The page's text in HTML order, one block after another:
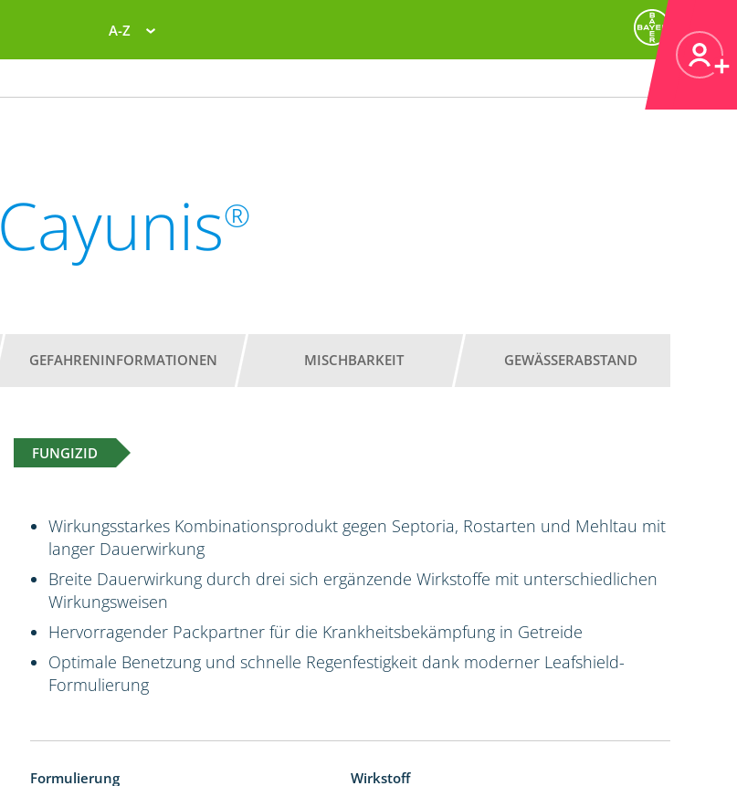
A-Z
Cayunis®
GEFAHRENINFORMATIONEN MISCHBARKEIT GEWÄSSERABSTAND
FUNGIZID
Wirkungsstarkes Kombinationsprodukt gegen Septoria, Rostarten und Mehltau mit
langer Dauerwirkung
Breite Dauerwirkung durch drei sich ergänzende Wirkstoffe mit unterschiedlichen
Wirkungsweisen
Hervorragender Packpartner für die Krankheitsbekämpfung in Getreide
Optimale Benetzung und schnelle Regenfestigkeit dank moderner Leafshield-
Formulierung
Formulierung Wirkstoff